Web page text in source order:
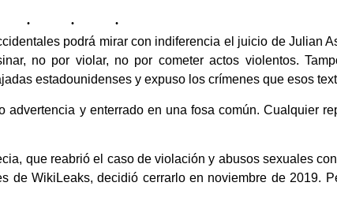
podrá mirar con indiferencia el juicio de Julian
no por violar, no por cometer actos violentos.
estadounidenses y expuso los crímenes que esos
y enterrado en una fosa común. Cualquier
que reabrió el caso de violación y abusos sexuales
de WikiLeaks, decidió cerrarlo en noviembre de 2019.